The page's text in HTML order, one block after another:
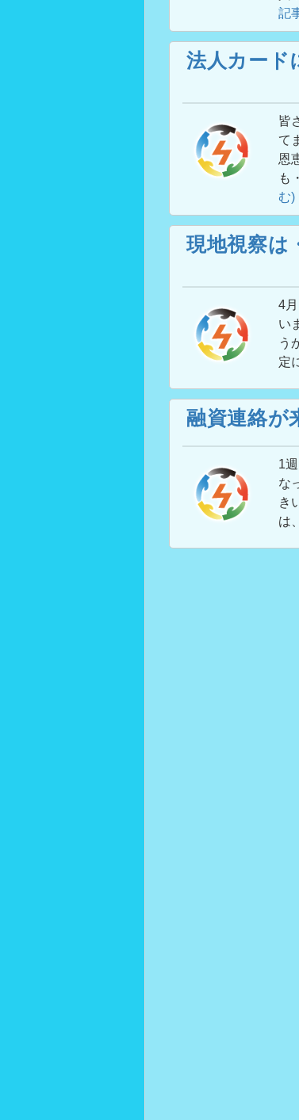
記
法人カード
皆
て
恩
も
む)
現地視察は
4
い
う
定
融資連絡が
1
な
き
は